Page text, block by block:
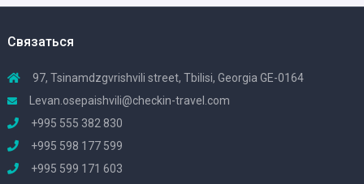
Связаться
97, Tsinamdzgvrishvili street, Tbilisi, Georgia GE-0164
Levan.osepaishvili@checkin-travel.com
+995 555 382 830
+995 598 177 599
+995 599 171 603